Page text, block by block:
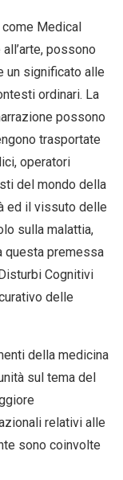
Medical
possono
un significato alle
ordinari. La
possono
trasportate
operatori
del mondo della
ed il vissuto delle
sulla malattia,
questa premessa
Cognitivi
delle
della medicina
sul tema del
relativi alle
sono coinvolte